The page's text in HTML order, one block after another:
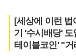
[세상에 이런 법
기 '수시배당'
테이블코인' "